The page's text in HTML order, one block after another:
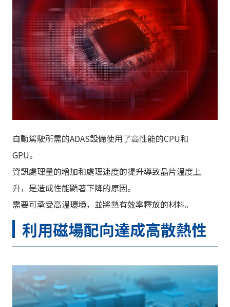
自動駕駛所需的ADAS設備使用了高性能的CPU和
GPU。
資訊處理量的增加和處理速度的提升導致晶片溫度上
升，是造成性能顯著下降的原因。
需要可承受高溫環境，並將熱有效率釋放的材料。
利用磁場配向達成高散熱性